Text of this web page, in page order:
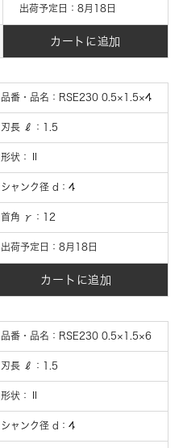
出荷予定日： 8月18日
カートに追加
品番・品名： RSE230 0.5×1.5×4
刃長 ℓ ： 1.5
形状 ： Ⅱ
シャンク径 d ： 4
首角 γ ： 12
出荷予定日： 8月18日
カートに追加
品番・品名： RSE230 0.5×1.5×6
刃長 ℓ ： 1.5
形状 ： Ⅱ
シャンク径 d ： 4